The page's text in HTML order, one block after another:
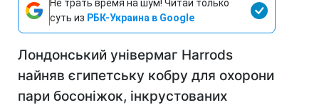
Не трать время на шум! Читай только
суть из РБК-Украина в Google
Лондонський універмаг Harrods
найняв єгипетську кобру для охорони
пари босоніжок, інкрустованих